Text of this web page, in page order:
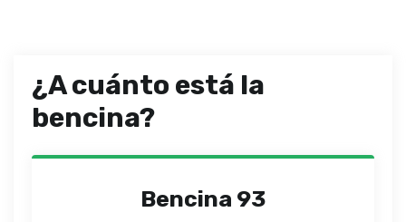
¿A cuánto está la
bencina?
Bencina 93